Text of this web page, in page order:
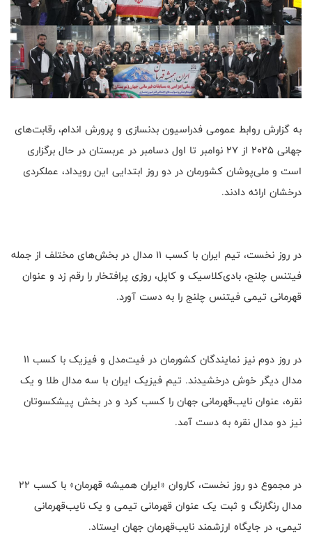
به گزارش روابط عمومی فدراسیون بدنسازی و پرورش اندام، رقابت‌های
جهانی ۲۰۲۵ از ۲۷ نوامبر تا اول دسامبر در عربستان در حال برگزاری
است و ملی‌پوشان کشورمان در دو روز ابتدایی این رویداد، عملکردی
درخشان ارائه دادند.
در روز نخست، تیم ایران با کسب ۱۱ مدال در بخش‌های مختلف از جمله
فیتنس چلنج، بادی‌کلاسیک و کاپل، روزی پرافتخار را رقم زد و عنوان
قهرمانی تیمی فیتنس چلنج را به دست آورد.
در روز دوم نیز نمایندگان کشورمان در فیت‌مدل و فیزیک با کسب ۱۱
مدال دیگر خوش درخشیدند. تیم فیزیک ایران با سه مدال طلا و یک
نقره، عنوان نایب‌قهرمانی جهان را کسب کرد و در بخش پیشکسوتان
نیز دو مدال نقره به دست آمد.
در مجموع دو روز نخست، کاروان «ایران همیشه قهرمان» با کسب ۲۲
مدال رنگارنگ و ثبت یک عنوان قهرمانی تیمی و یک نایب‌قهرمانی
تیمی، در جایگاه ارزشمند نایب‌قهرمان جهان ایستاد.